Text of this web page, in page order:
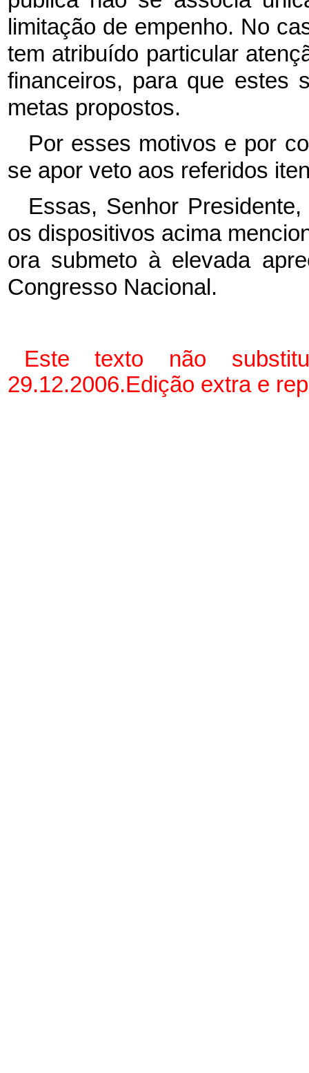
limitação de empenho. No
tem atribuído particular
financeiros, para que estes
metas propostos.
Por esses motivos e por
se apor veto aos referidos
Essas, Senhor
os dispositivos acima
ora submeto à elevada
Congresso Nacional.
Este texto não
29.12.2006.Edição extra e